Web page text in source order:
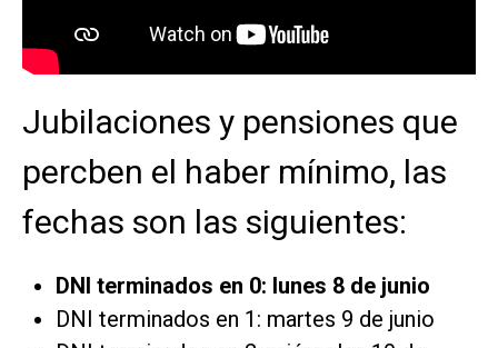
Jubilaciones y pensiones que
percben el haber mínimo, las
fechas son las siguientes:
DNI terminados en 0: lunes 8 de junio
DNI terminados en 1: martes 9 de junio